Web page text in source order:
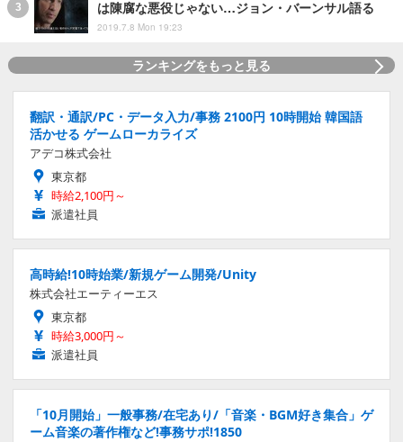
は陳腐な悪役じゃない…ジョン・バーンサル語る
2019.7.8 Mon 19:23
ランキングをもっと見る
翻訳・通訳/PC・データ入力/事務 2100円 10時開始 韓国語
活かせる ゲームローカライズ
アデコ株式会社
東京都
時給2,100円～
派遣社員
高時給!10時始業/新規ゲーム開発/Unity
株式会社エーティーエス
東京都
時給3,000円～
派遣社員
「10月開始」一般事務/在宅あり/「音楽・BGM好き集合」ゲ
ーム音楽の著作権など!事務サポ!1850